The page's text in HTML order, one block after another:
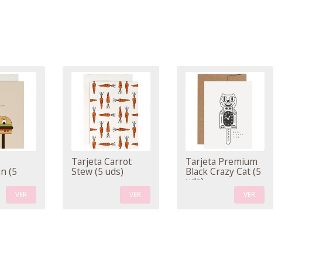
(5
VER
Tarjeta Carrot
Stew (5 uds)
VER
Tarjeta Premium
Black Crazy Cat (5
uds)
VER